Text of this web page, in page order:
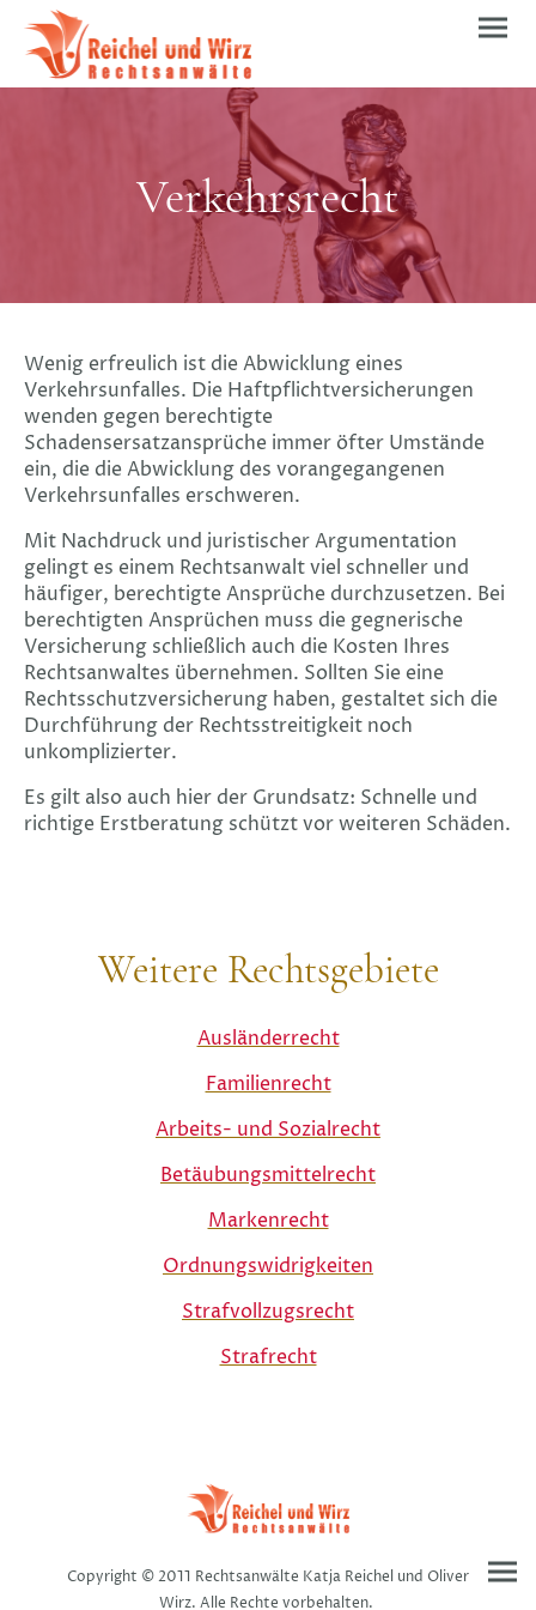
Verkehrsrecht
Wenig erfreulich ist die Abwicklung eines
Verkehrsunfalles. Die Haftpflichtversicherungen
wenden gegen berechtigte
Schadensersatzansprüche immer öfter Umstände
ein, die die Abwicklung des vorangegangenen
Verkehrsunfalles erschweren.
Mit Nachdruck und juristischer Argumentation
gelingt es einem Rechtsanwalt viel schneller und
häufiger, berechtigte Ansprüche durchzusetzen. Bei
berechtigten Ansprüchen muss die gegnerische
Versicherung schließlich auch die Kosten Ihres
Rechtsanwaltes übernehmen. Sollten Sie eine
Rechtsschutzversicherung haben, gestaltet sich die
Durchführung der Rechtsstreitigkeit noch
unkomplizierter.
Es gilt also auch hier der Grundsatz: Schnelle und
richtige Erstberatung schützt vor weiteren Schäden.
Weitere Rechtsgebiete
Ausländerrecht
Familienrecht
Arbeits- und Sozialrecht
Betäubungsmittelrecht
Markenrecht
Ordnungswidrigkeiten
Strafvollzugsrecht
Strafrecht
Copyright © 2011 Rechtsanwälte Katja Reichel und Oliver
Wirz. Alle Rechte vorbehalten.